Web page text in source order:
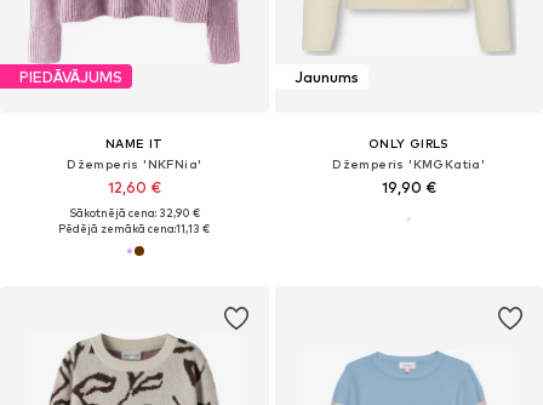
PIEDĀVĀJUMS
NAME IT
Džemperis 'NKFNia'
12,60 €
Sākotnējā cena: 32,90 €
Pēdējā zemākā cena:11,13 €
Jaunums
ONLY GIRLS
Džemperis 'KMGKatia'
19,90 €